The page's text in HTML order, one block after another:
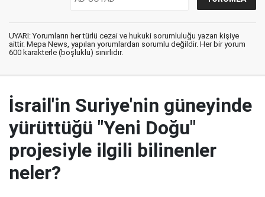
UYARI: Yorumların her türlü cezai ve hukuki sorumluluğu yazan kişiye
aittir. Mepa News, yapılan yorumlardan sorumlu değildir. Her bir yorum
600 karakterle (boşluklu) sınırlıdır.
İsrail'in Suriye'nin güneyinde
yürüttüğü "Yeni Doğu"
projesiyle ilgili bilinenler
neler?